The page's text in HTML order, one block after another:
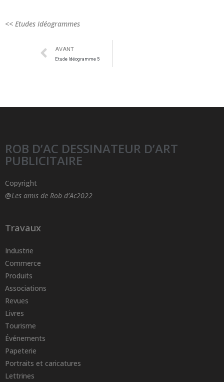
<< Etudes Idéogrammes
AVANT
Etude Idéogramme 5
ROB D’AC DESSINATEUR D’ART
PUBLICITAIRE
Copyright
@Les amis de Rob d’Ac2022
Travaux
Industrie
Commerce
Produits
Associations
Revues
Livres
Tourisme
Événements
Papeterie
Portraits et caricatures
Lettrines